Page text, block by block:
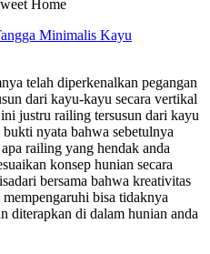
Home
telah diperkenalkan pegangan
dari kayu-kayu secara vertikal
justru railing tersusun dari kayu
nyata bahwa sebetulnya
railing yang hendak anda
konsep hunian secara
bersama bahwa kreativitas
bisa tidaknya
diterapkan di dalam hunian anda